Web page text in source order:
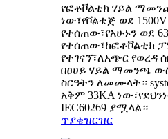
የፎቶቮልቲክ ሃይል
ነው፣የቮልቴጅ ወደ
የተሰጠው፣የአሁኑን ወደ
የተሰጠው፣ከፎቶቮልቲክ
የተገናኘ፣ለአጭር የወረዳ
በፀሀይ ሃይል ማመንጫ
ስርዓትን ለመሙላት።
አቅም 33KA
IEC60269 ያሟላል።
ጥያቄዝርዝር